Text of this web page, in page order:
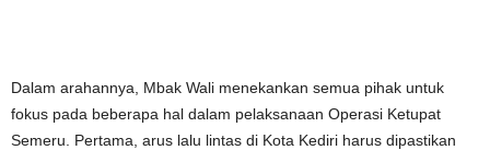
Dalam arahannya, Mbak Wali menekankan semua pihak untuk
fokus pada beberapa hal dalam pelaksanaan Operasi Ketupat
Semeru. Pertama, arus lalu lintas di Kota Kediri harus dipastikan